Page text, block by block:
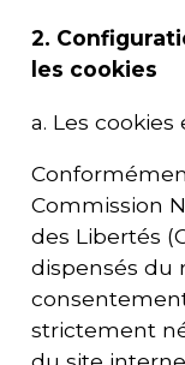
2.
les cookies
a. Les
Commission
des Libertés
dispensés du
strictement